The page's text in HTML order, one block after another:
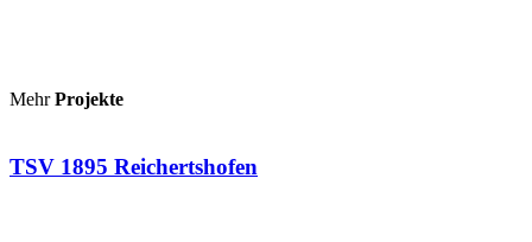
MehrProjekte
TSV 1895 Reichertshofen